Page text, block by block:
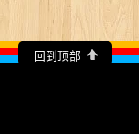
回到顶部